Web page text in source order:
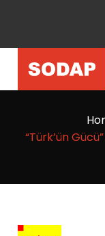
“Türk’ün